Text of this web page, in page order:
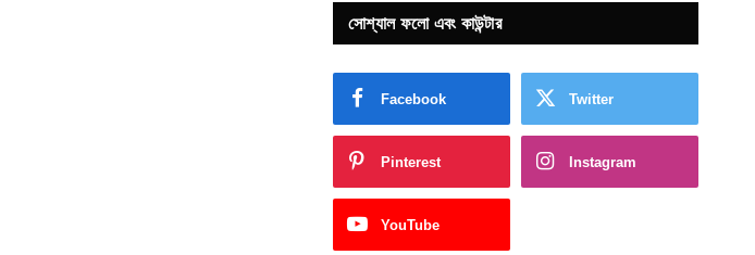
সোশ্যাল ফলো এবং কাউন্টার
Facebook Twitter
Pinterest Instagram
YouTube